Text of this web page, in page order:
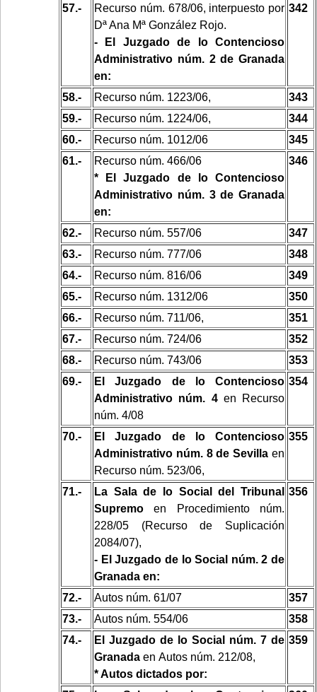
57.-
Recurso núm. 678/06, interpuesto por
Dª Ana Mª González Rojo.
- El Juzgado de lo Contencioso
Administrativo núm. 2 de Granada
en:
342
58.- Recurso núm. 1223/06,
343
59.-
Recurso núm. 1224/06,
344
60.-
Recurso núm. 1012/06
345
61.-
Recurso núm. 466/06
* El Juzgado de lo Contencioso
Administrativo núm. 3 de Granada
en:
346
62.- Recurso núm. 557/06
347
63.-
Recurso núm. 777/06
348
64.-
Recurso núm. 816/06
349
65.-
Recurso núm. 1312/06
350
66.-
Recurso núm. 711/06,
351
67.-
Recurso núm. 724/06
352
68.-
Recurso núm. 743/06
353
69.-
El Juzgado de lo Contencioso
Administrativo núm. 4 en Recurso
núm. 4/08
354
70.-
El Juzgado de lo Contencioso
Administrativo núm. 8 de Sevilla en
Recurso núm. 523/06,
355
71.-
La Sala de lo Social del Tribunal
Supremoen Procedimiento núm.
228/05 (Recurso de Suplicación
2084/07),
- El Juzgado de lo Social núm. 2 de
Granada en:
356
72.- Autos núm. 61/07
357
73.-
Autos núm. 554/06
358
74.-
El Juzgado de lo Social núm. 7 de
Granada en Autos núm. 212/08,
* Autos dictados por:
359